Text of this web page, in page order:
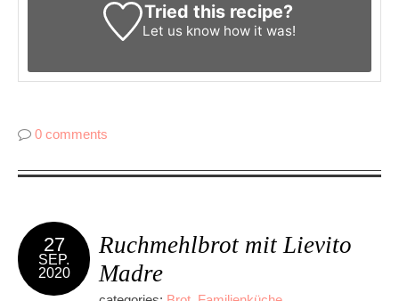
Tried this recipe?
Let us knowhow it was!
0 comments
27
SEP.
2020
Ruchmehlbrot mit Lievito
Madre